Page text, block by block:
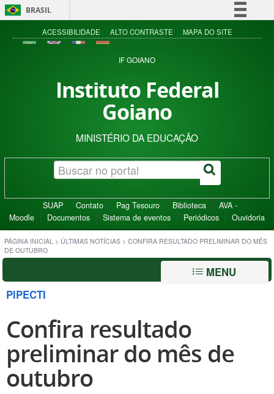
BRASIL
Simplifique!
Acesso à informação
ACESSIBILIDADE ALTO CONTRASTE MAPA DO SITE
IF GOIANO
Instituto Federal
Goiano
MINISTÉRIO DA EDUCAÇÃO
SUAP Contato Pag Tesouro Biblioteca
AVA -
Moodle
Documentos Sistema de eventos Periódicos Ouvidoria
PÁGINA INICIAL > ÚLTIMAS NOTÍCIAS > CONFIRA RESULTADO PRELIMINAR DO MÊS
DE OUTUBRO
MENU
PIPECTI
Confira resultado
preliminar do mês de
outubro